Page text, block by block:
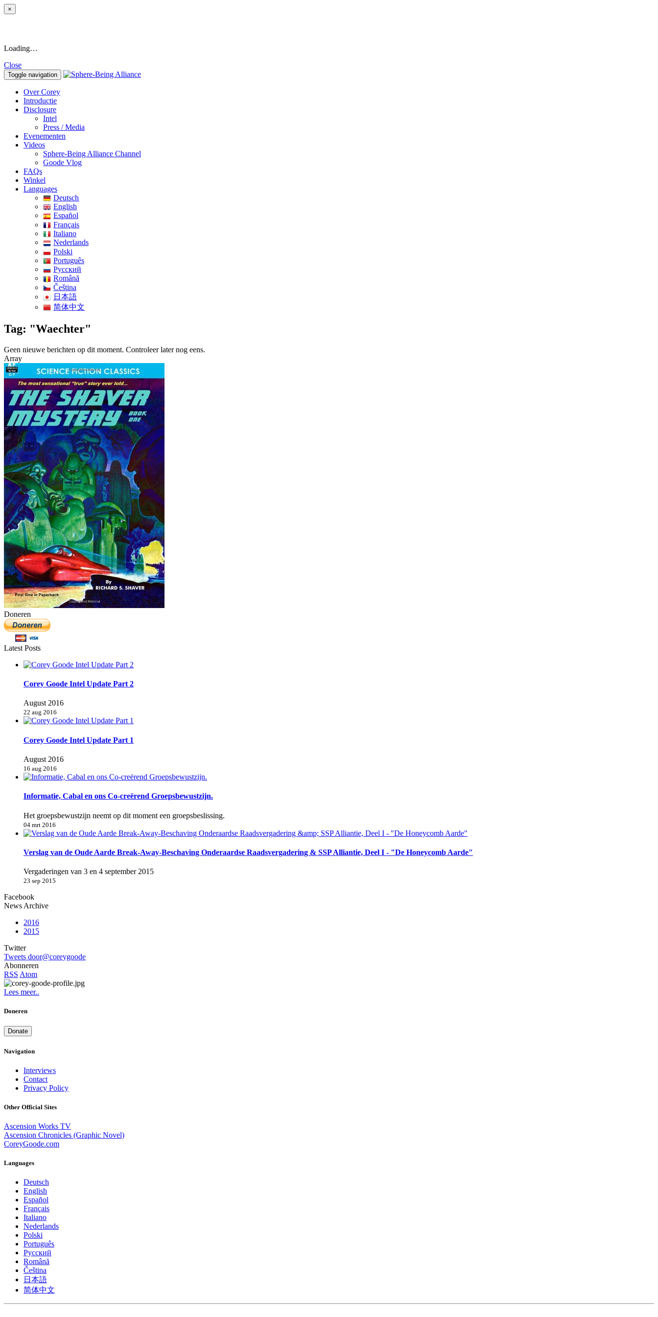
×
Loading…
Close
Toggle navigation
Over Corey
Introductie
Disclosure
Intel
Press / Media
Evenementen
Videos
Sphere-Being Alliance Channel
Goode Vlog
FAQs
Winkel
Languages
Deutsch
English
Español
Français
Italiano
Nederlands
Polski
Português
Pусский
Română
Čeština
日本語
简体中文
Tag: "Waechter"
Geen nieuwe berichten op dit moment. Controleer later nog eens.
Array
Doneren
Latest Posts
Corey Goode Intel Update Part 2
August 2016
22 aug 2016
Corey Goode Intel Update Part 1
August 2016
16 aug 2016
Informatie, Cabal en ons Co-creërend Groepsbewustzijn.
Het groepsbewustzijn neemt op dit moment een groepsbeslissing.
04 mrt 2016
Verslag van de Oude Aarde Break-Away-Beschaving Onderaardse Raadsvergadering & SSP Alliantie, Deel I - "De Honeycomb Aarde"
Vergaderingen van 3 en 4 september 2015
23 sep 2015
Facebook
News Archive
2016
2015
Twitter
Tweets door@coreygoode
Abonneren
RSS Atom
Lees meer..
Doneren
Donate
Navigation
Interviews
Contact
Privacy Policy
Other Official Sites
Ascension Works TV
Ascension Chronicles (Graphic Novel)
CoreyGoode.com
Languages
Deutsch
English
Español
Français
Italiano
Nederlands
Polski
Português
Pусский
Română
Čeština
日本語
简体中文